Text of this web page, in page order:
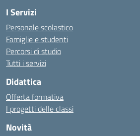
I Servizi
Personale scolastico
Famiglie e studenti
Percorsi di studio
Tutti i servizi
Didattica
Offerta formativa
I progetti delle classi
Novità